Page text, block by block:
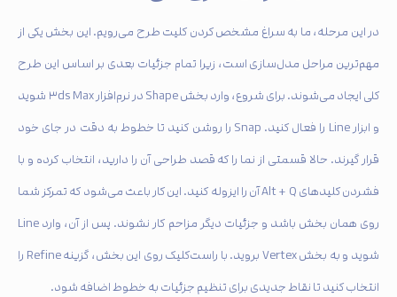
در این مرحله، ما به سراغ مشخص کردن کلیت طرح می‌رویم. این بخش یکی از
مهم‌ترین مراحل مدل‌سازی است، زیرا تمام جزئیات بعدی بر اساس این طرح
کلی ایجاد می‌شوند. برای شروع، وارد بخش Shape در نرم‌افزار ۳ds Max شوید
و ابزار Line را فعال کنید. Snap را روشن کنید تا خطوط به دقت در جای خود
قرار گیرند. حالا قسمتی از نما را که قصد طراحی آن را دارید، انتخاب کرده و با
فشردن کلیدهای Alt + Q آن را ایزوله کنید. این کار باعث می‌شود که تمرکز شما
روی همان بخش باشد و جزئیات دیگر مزاحم کار نشوند. پس از آن، وارد Line
شوید و به بخش Vertex بروید. با راست‌کلیک روی این بخش، گزینه Refine را
انتخاب کنید تا نقاط جدیدی برای تنظیم جزئیات به خطوط اضافه شود.